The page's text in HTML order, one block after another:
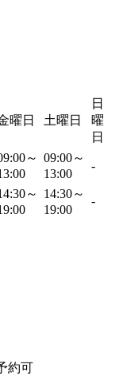
曜日 土曜日
日
曜
日
～ 09:00～
13:00
-
～
14:30～
19:00
-
約可